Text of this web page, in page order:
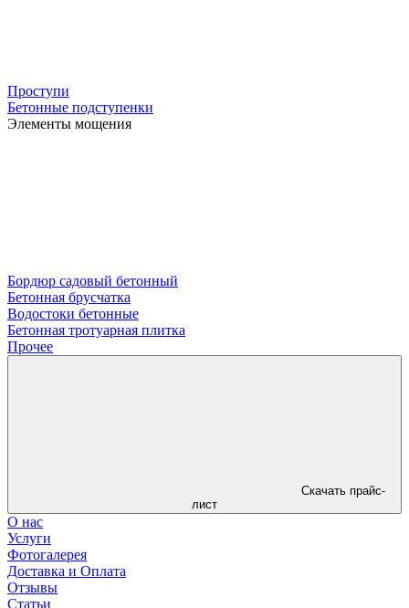
Проступи
Бетонные подступенки
Элементы мощения
Бордюр садовый бетонный
Бетонная брусчатка
Водостоки бетонные
Бетонная тротуарная плитка
Прочее
Скачать прайс-
лист
О нас
Услуги
Фотогалерея
Доставка и Оплата
Отзывы
Статьи